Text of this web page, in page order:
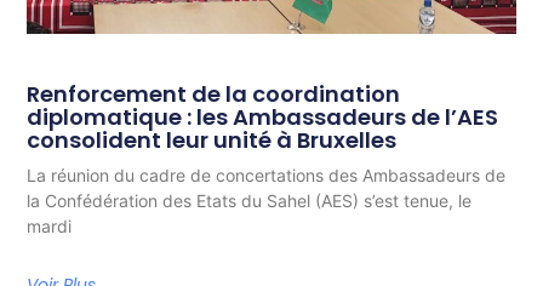
Renforcement de la coordination
diplomatique : les Ambassadeurs de l’AES
consolident leur unité à Bruxelles
La réunion du cadre de concertations des Ambassadeurs de
la Confédération des Etats du Sahel (AES) s’est tenue, le
mardi